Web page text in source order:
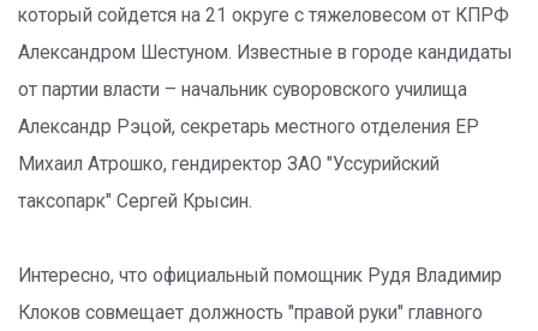
который сойдется на 21 округе с тяжеловесом от КПРФ
Александром Шестуном. Известные в городе кандидаты
от партии власти – начальник суворовского училища
Александр Рэцой, секретарь местного отделения ЕР
Михаил Атрошко, гендиректор ЗАО "Уссурийский
таксопарк" Сергей Крысин.
Интересно, что официальный помощник Рудя Владимир
Клоков совмещает должность "правой руки" главного